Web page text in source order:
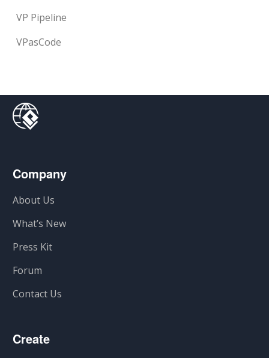
VP Pipeline
VPasCode
Company
About Us
What’s New
Press Kit
Forum
Contact Us
Create